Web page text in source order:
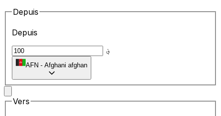
Depuis
Depuis
؋
AFN - Afghani afghan
Vers